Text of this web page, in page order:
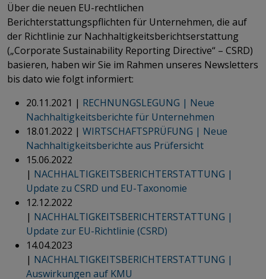
Über die neuen EU-rechtlichen
Berichterstattungspflichten für Unternehmen, die auf
der Richtlinie zur Nachhaltigkeitsberichtserstattung
(„Corporate Sustainability Reporting Directive“ – CSRD)
basieren, haben wir Sie im Rahmen unseres Newsletters
bis dato wie folgt informiert:
20.11.2021 | RECHNUNGSLEGUNG | Neue
Nachhaltigkeitsberichte für Unternehmen
18.01.2022 | WIRTSCHAFTSPRÜFUNG | Neue
Nachhaltigkeitsberichte aus Prüfersicht
15.06.2022
| NACHHALTIGKEITSBERICHTERSTATTUNG |
Update zu CSRD und EU-Taxonomie
12.12.2022
| NACHHALTIGKEITSBERICHTERSTATTUNG |
Update zur EU-Richtlinie (CSRD)
14.04.2023
| NACHHALTIGKEITSBERICHTERSTATTUNG |
Auswirkungen auf KMU